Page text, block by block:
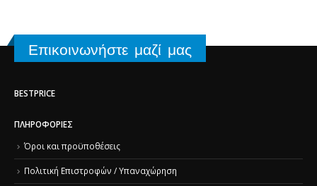
Επικοινωνήστε μαζί μας
BESTPRICE
ΠΛΗΡΟΦΟΡΊΕΣ
Όροι και προϋποθέσεις
Πολιτική Επιστροφών / Υπαναχώρηση